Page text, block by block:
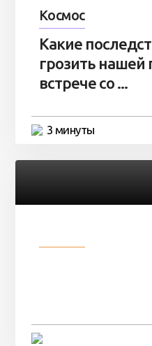
Космос
Какие
грозить нашей
встрече со ...
3 минуты